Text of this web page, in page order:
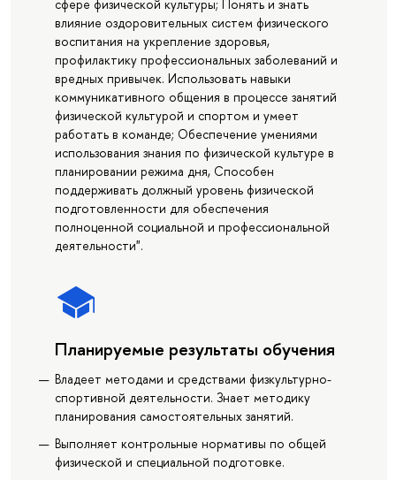
сфере физической культуры; Понять и знать
влияние оздоровительных систем физического
воспитания на укрепление здоровья,
профилактику профессиональных заболеваний и
вредных привычек. Использовать навыки
коммуникативного общения в процессе занятий
физической культурой и спортом и умеет
работать в команде; Обеспечение умениями
использования знания по физической культуре в
планировании режима дня, Способен
поддерживать должный уровень физической
подготовленности для обеспечения
полноценной социальной и профессиональной
деятельности".
Планируемые результаты обучения
Владеет методами и средствами физкультурно-
спортивной деятельности. Знает методику
планирования самостоятельных занятий.
Выполняет контрольные нормативы по общей
физической и специальной подготовке.